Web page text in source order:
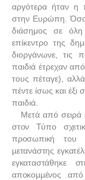
αργότερα ήταν η
στην Ευρώπη. Όσο
διάσημος σε όλη
επίκεντρο της
διοργάνωνε, τις
παιδιά έτρεχαν
τους πέταγε),
πέντε ίσως και
παιδιά.
Μετά από σειρά
στον Τύπο
προσωπική του
µετανάστης
εγκαταστάθηκε
αποκοµµένος από